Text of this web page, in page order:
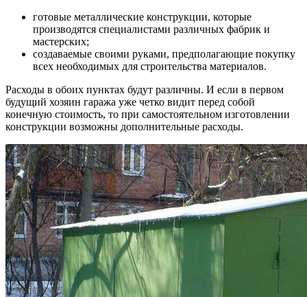
готовые металлические конструкции, которые
производятся специалистами различных фабрик и
мастерских;
создаваемые своими руками, предполагающие покупку
всех необходимых для строительства материалов.
Расходы в обоих пунктах будут различны. И если в первом
будущий хозяин гаража уже четко видит перед собой
конечную стоимость, то при самостоятельном изготовлении
конструкции возможны дополнительные расходы.